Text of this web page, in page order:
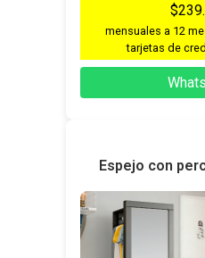
mensuales a 12
tarjetas de
Espejo con